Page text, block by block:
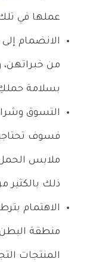
عملها في
الانضمام
من
بسلامة
التسوق
فسوف
ملابس
ذلك
الاهتمام
منطقة
المنتجات